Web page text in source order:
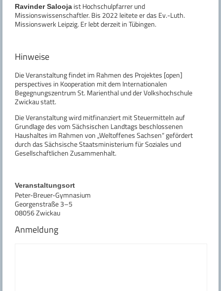
Ravinder Salooja ist Hochschulpfarrer und
Missionswissenschaftler. Bis 2022 leitete er das Ev.-Luth.
Missionswerk Leipzig. Er lebt derzeit in Tübingen.
Hinweise
Die Veranstaltung findet im Rahmen des Projektes [open]
perspectives in Kooperation mit dem Internationalen
Begegnungszentrum St. Marienthal und der Volkshochschule
Zwickau statt.
Die Veranstaltung wird mitfinanziert mit Steuermitteln auf
Grundlage des vom Sächsischen Landtags beschlossenen
Haushaltes im Rahmen von „Weltoffenes Sachsen“ gefördert
durch das Sächsische Staatsministerium für Soziales und
Gesellschaftlichen Zusammenhalt.
Veranstaltungsort
Peter-Breuer-Gymnasium
Georgenstraße 3–5
08056 Zwickau
Anmeldung